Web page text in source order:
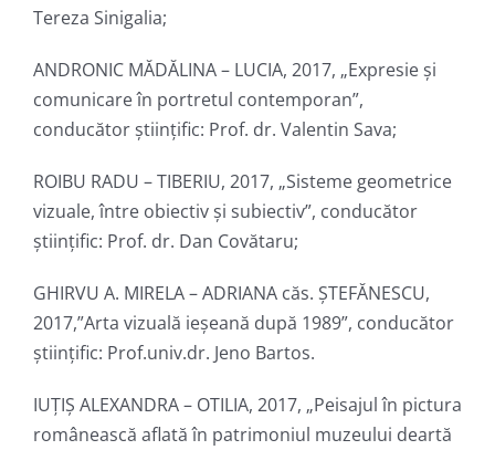
Tereza Sinigalia;
ANDRONIC MĂDĂLINA – LUCIA, 2017, „Expresie și
comunicare în portretul contemporan”,
conducător ştiinţific: Prof. dr. Valentin Sava;
ROIBU RADU – TIBERIU, 2017, „Sisteme geometrice
vizuale, între obiectiv și subiectiv”, conducător
ştiinţific: Prof. dr. Dan Covătaru;
GHIRVU A. MIRELA – ADRIANA căs. ŞTEFĂNESCU,
2017,”Arta vizuală ieșeană după 1989”, conducător
ştiinţific: Prof.univ.dr. Jeno Bartos.
IUȚIȘ ALEXANDRA – OTILIA, 2017, „Peisajul în pictura
românească aflată în patrimoniul muzeului deartă